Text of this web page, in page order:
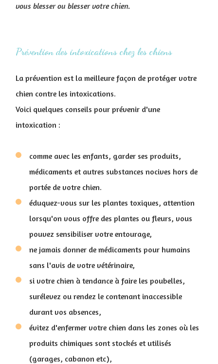
vous blesser ou blesser votre chien.
Prévention des intoxications chez les chiens
La prévention est la meilleure façon de protéger votre
chien contre les intoxications.
Voici quelques conseils pour prévenir d'une
intoxication :
comme avec les enfants, garder ses produits,
médicaments et autres substances nocives hors de
portée de votre chien.
éduquez-vous sur les plantes toxiques, attention
lorsqu'on vous offre des plantes ou fleurs, vous
pouvez sensibiliser votre entourage,
ne jamais donner de médicaments pour humains
sans l'avis de votre vétérinaire,
si votre chien à tendance à faire les poubelles,
surélevez ou rendez le contenant inaccessible
durant vos absences,
évitez d'enfermer votre chien dans les zones où les
produits chimiques sont stockés et utilisés
(garages, cabanon etc),